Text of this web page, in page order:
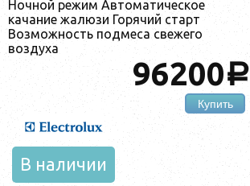
Ночной режим Автоматическое
качание жалюзи Горячий старт
Возможность подмеса свежего
воздуха
96200a
Купить
В наличии